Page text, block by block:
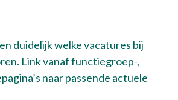
duidelijk welke vacatures bij
Link vanaf functiegroep-,
naar passende actuele